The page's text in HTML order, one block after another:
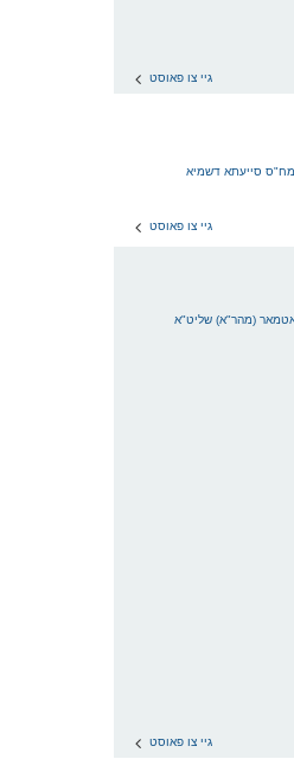
גיי צו פאוסט
מח"ס סייעתא דשמיא
גיי צו פאוסט
(מהר"א) שליט"א
גיי צו פאוסט